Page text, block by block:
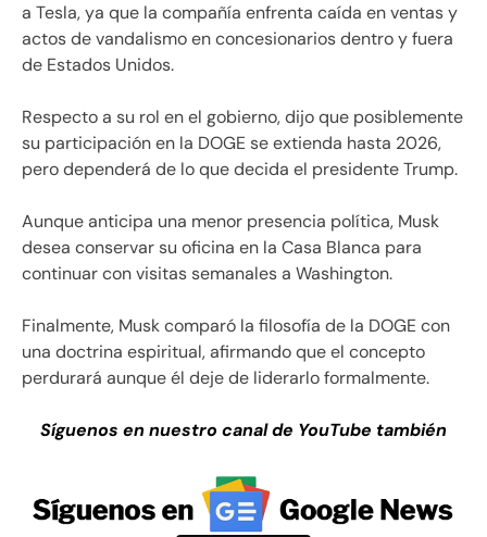
a Tesla, ya que la compañía enfrenta caída en ventas y
actos de vandalismo en concesionarios dentro y fuera
de Estados Unidos.
Respecto a su rol en el gobierno, dijo que posiblemente
su participación en la DOGE se extienda hasta 2026,
pero dependerá de lo que decida el presidente Trump.
Aunque anticipa una menor presencia política, Musk
desea conservar su oficina en la Casa Blanca para
continuar con visitas semanales a Washington.
Finalmente, Musk comparó la filosofía de la DOGE con
una doctrina espiritual, afirmando que el concepto
perdurará aunque él deje de liderarlo formalmente.
Síguenos en nuestro canal de YouTube también